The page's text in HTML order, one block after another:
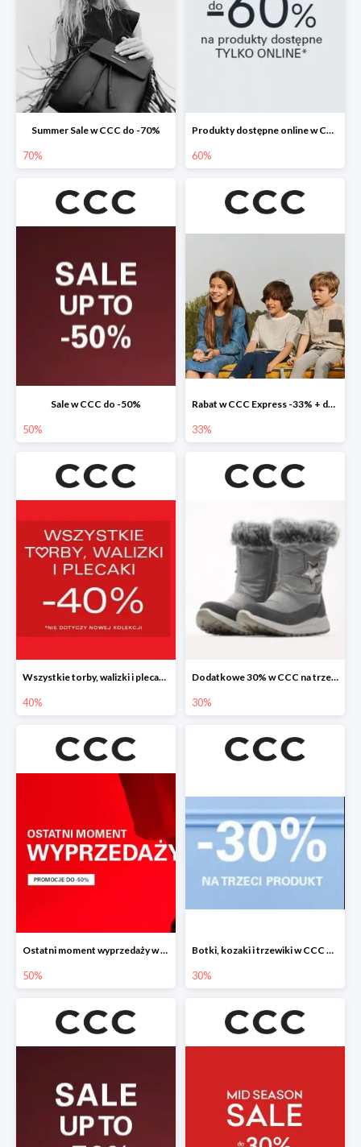
Summer Sale w CCC do -70%
70%
Produkty dostępne online w CCC do -60%
60%
Sale w CCC do -50%
50%
Rabat w CCC Express -33% + darmowa dostawa
33%
Wszystkie torby, walizki i plecaki w CCC -40%
40%
Dodatkowe 30% w CCC na trzewiki, botki i kozaki
30%
Ostatni moment wyprzedaży w CCC do -50%
50%
Botki, kozaki i trzewiki w CCC do -30%
30%